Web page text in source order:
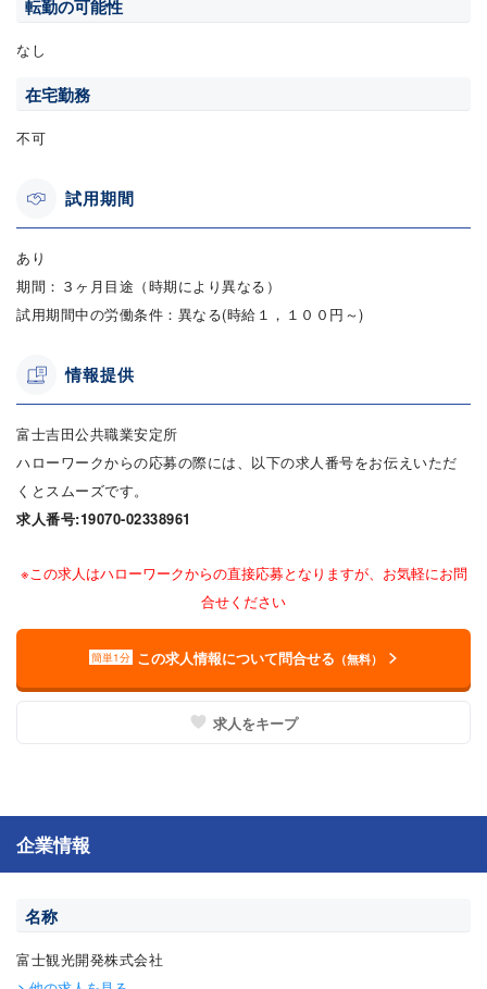
転勤の可能性
なし
在宅勤務
不可
試用期間
あり
期間：３ヶ月目途（時期により異なる）
試用期間中の労働条件：異なる(時給１，１００円～)
情報提供
富士吉田公共職業安定所
ハローワークからの応募の際には、以下の求人番号をお伝えいただ
くとスムーズです。
求人番号:19070-02338961
※この求人はハローワークからの直接応募となりますが、お気軽にお問
合せください
簡単1分 この求人情報について問合せる （無料）
求人をキープ
企業情報
名称
富士観光開発株式会社